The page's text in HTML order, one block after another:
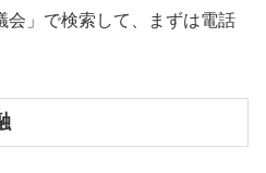
会」で検索して、まずは電話